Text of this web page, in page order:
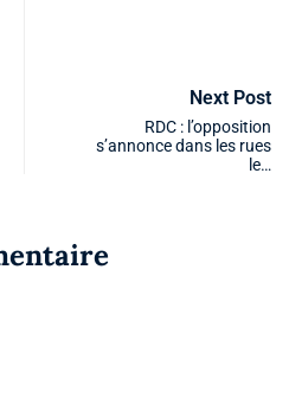
Next Post
RDC : l’opposition
s’annonce dans les rues
le…